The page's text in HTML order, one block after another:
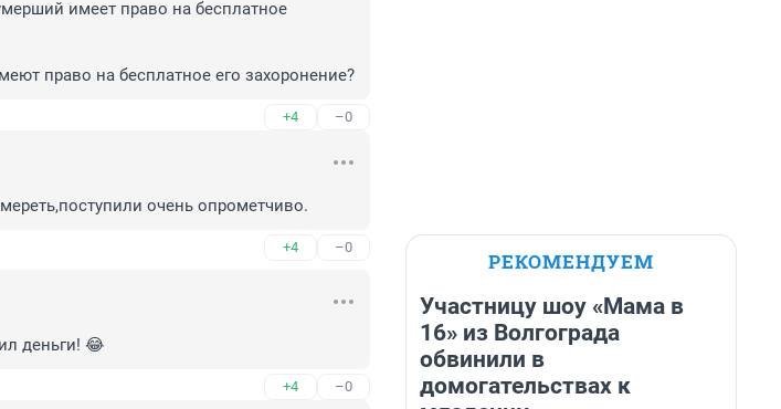
имеет право на бесплатное
право на бесплатное его захоронение?
+4 –0
очень опрометчиво.
+4 –0
деньги! 😂
+4 –0
РЕКОМЕНДУЕМ
Участницу шоу «Мама в
16» из Волгограда
обвинили в
домогательствах к